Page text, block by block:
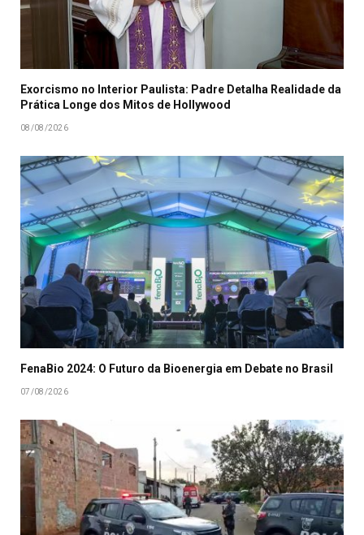
Exorcismo no Interior Paulista: Padre Detalha Realidade da
Prática Longe dos Mitos de Hollywood
08/08/2026
FenaBio 2024: O Futuro da Bioenergia em Debate no Brasil
07/08/2026